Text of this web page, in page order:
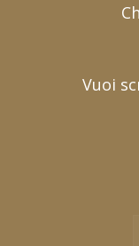
Vuoi